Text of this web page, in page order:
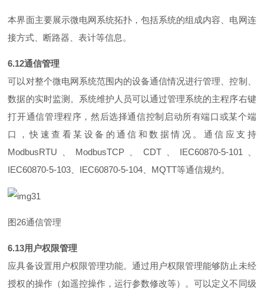
本界面主要展示微电网系统拓扑，包括系统的组成内容、电网连
接方式、断路器、表计等信息。
6.12通信管理
可以对整个微电网系统范围内的设备通信情况进行管理、控制、
数据的实时监测。系统维护人员可以通过管理系统的主程序右键
打开通信管理程序，然后选择通信控制启动所有端口或某个端
口，快速查看某设备的通信和数据情况。通信应支 持
ModbusRTU ModbusTCP CDT、 IEC60870-5-101
IEC60870-5-103 IEC60870-5-104 MQTT等通信规约。
图26通信管理
6.13用户权限管理
应具备设置用户权限管理功能。通过用户权限管理能够防止未经
授权的操作（如遥控操作，运行参数修改等）。可以定义不同级